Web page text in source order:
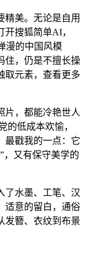
美。无论是自用
搜狐简单AI，
漫的中国风模
住，仍是不擅长操
取元素，查看更多
，都能冷艳世人
的低成本欢愉，
最戳我的一点：它
，又有保守美学的
水墨、工笔、汉
适意的留白，通俗
发簪、衣纹到布景